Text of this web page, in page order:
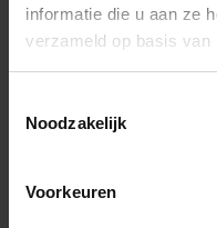
informatie die u aan ze
verzameld op basis van
Noodzakelijk
Voorkeuren
"LeaseLinq heeft mij
bij de keuze van een
meegedacht."
9 Door:
Dhr. Verwoert,